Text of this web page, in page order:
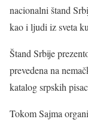
nacionalni štand
kao i ljudi iz sveta
Štand Srbije
prevedena na
katalog srpskih
Tokom Sajma